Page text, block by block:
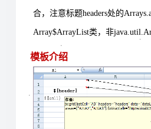
合，注意标题headers处的
Array$ArrayList类，非
模板介绍